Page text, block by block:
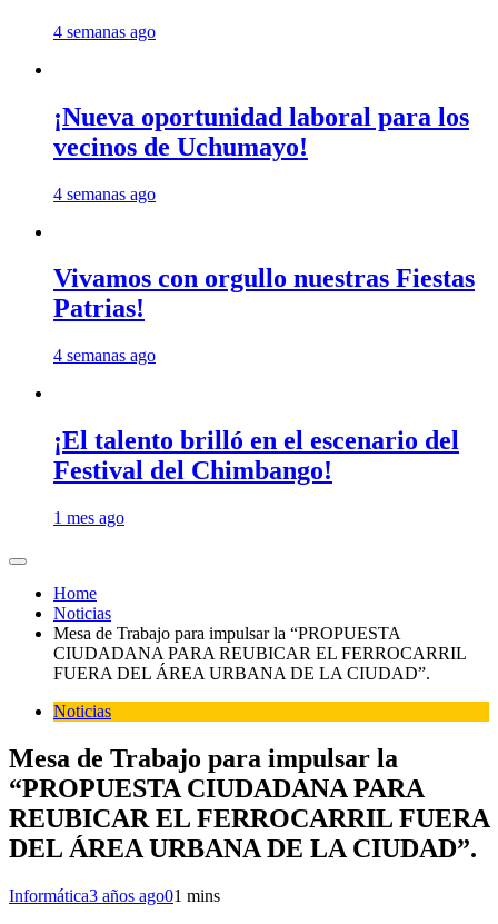
4 semanas ago
¡Nueva oportunidad laboral para los
vecinos de Uchumayo!
4 semanas ago
Vivamos con orgullo nuestras Fiestas
Patrias!
4 semanas ago
¡El talento brilló en el escenario del
Festival del Chimbango!
1 mes ago
Home
Noticias
Mesa de Trabajo para impulsar la “PROPUESTA
CIUDADANA PARA REUBICAR EL FERROCARRIL
FUERA DEL ÁREA URBANA DE LA CIUDAD”.
Noticias
Mesa de Trabajo para impulsar la
“PROPUESTA CIUDADANA PARA
REUBICAR EL FERROCARRIL FUERA
DEL ÁREA URBANA DE LA CIUDAD”.
Informática3 años ago01 mins